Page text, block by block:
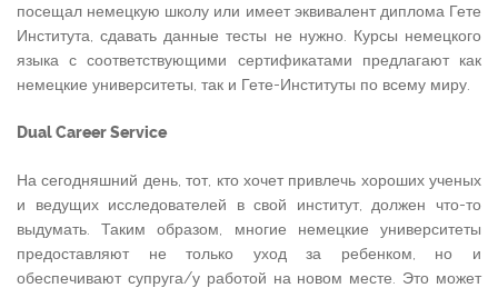
посещал немецкую школу или имеет эквивалент диплома Гете
Института, сдавать данные тесты не нужно. Курсы немецкого
языка с соответствующими сертификатами предлагают как
немецкие университеты, так и Гете-Институты по всему миру.
Dual Career Service
На сегодняшний день, тот, кто хочет привлечь хороших ученых
и ведущих исследователей в свой институт, должен что-то
выдумать. Таким образом, многие немецкие университеты
предоставляют не только уход за ребенком, но и
обеспечивают супруга/у работой на новом месте. Это может